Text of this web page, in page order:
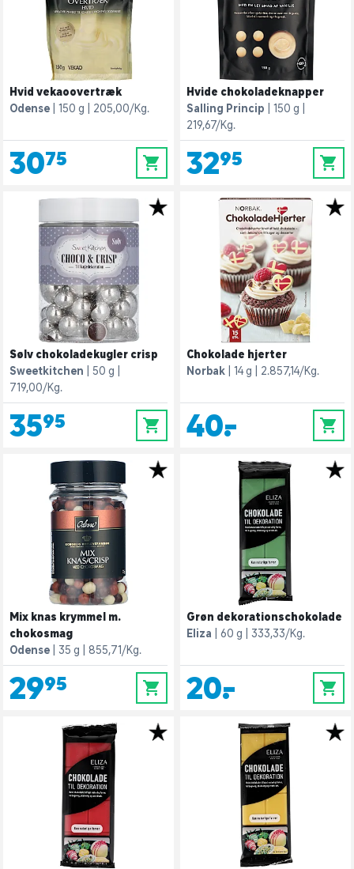
Hvid vekaoovertræk
Odense
150 g 205,00/Kg.
30,75 0
Hvide chokoladeknapper
Salling Princip
150 g
219,67/Kg.
32,95 0
Sølv chokoladekugler crisp
Sweetkitchen
50 g
719,00/Kg.
35,95 0
Chokolade hjerter
Norbak
14 g 2.857,14/Kg.
40,- 0
Mix knas krymmel m.
chokosmag
Odense
35 g 855,71/Kg.
29,95 0
Grøn dekorationschokolade
Eliza
60 g 333,33/Kg.
20,- 0